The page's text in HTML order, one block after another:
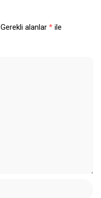
Gerekli alanlar * ile